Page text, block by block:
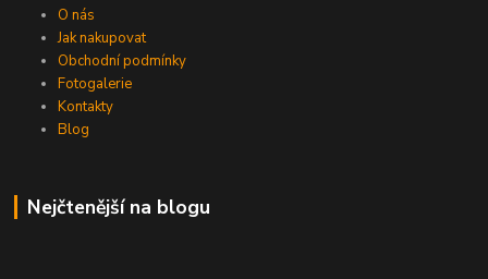
O nás
Jak nakupovat
Obchodní podmínky
Fotogalerie
Kontakty
Blog
Nejčtenější na blogu